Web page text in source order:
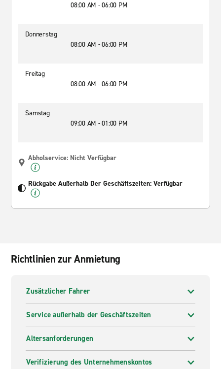
08:00 AM - 06:00 PM
Donnerstag
08:00 AM - 06:00 PM
Freitag
08:00 AM - 06:00 PM
Samstag
09:00 AM - 01:00 PM
Abholservice: Nicht Verfügbar
Rückgabe Außerhalb Der Geschäftszeiten: Verfügbar
Richtlinien zur Anmietung
Zusätzlicher Fahrer
Service außerhalb der Geschäftszeiten
Altersanforderungen
Verifizierung des Unternehmenskontos